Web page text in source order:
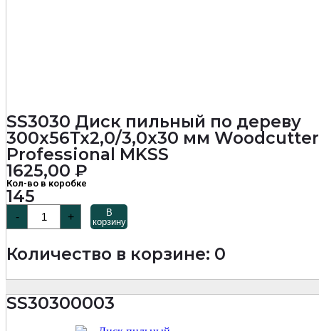
SS3030 Диск пильный по дереву
300х56Тх2,0/3,0х30 мм Woodcutter
Professional MKSS
1625,00 ₽
Кол-во в коробке
145
-
товара
SS3030
пильный
дереву
мм
Woodcutter
Professional
+
В
корзину
Количество в корзине: 0
SS30300003